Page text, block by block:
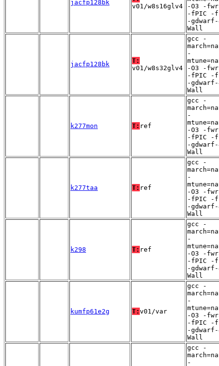
jacfp128bk
v01/w8s16glv4
-O3 -
-fPIC -
-
Wall
jacfp128bk
T:
v01/w8s32glv4
gcc -
-
-O3 -
-fPIC -
-
Wall
k277mon T: ref
gcc -
-
-O3 -
-fPIC -
-
Wall
k277taa T: ref
gcc -
-
-O3 -
-fPIC -
-
Wall
k298 T: ref
gcc -
-
-O3 -
-fPIC -
-
Wall
kumfp61e2g T: v01/var
gcc -
-
-O3 -
-fPIC -
-
Wall
gcc -
-